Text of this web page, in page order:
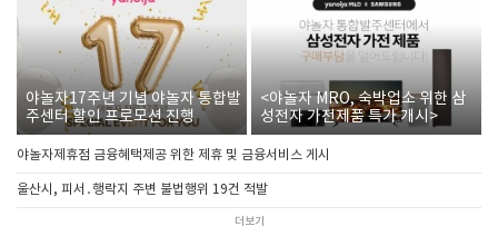
야놀자17주년 기념 야놀자 통합발
주센터 할인 프로모션 진행
<야놀자 MRO, 숙박업소 위한 삼
성전자 가전제품 특가 개시>
야놀자제휴점 금융혜택제공 위한 제휴 및 금융서비스 게시
울산시, 피서․행락지 주변 불법행위 19건 적발
더보기